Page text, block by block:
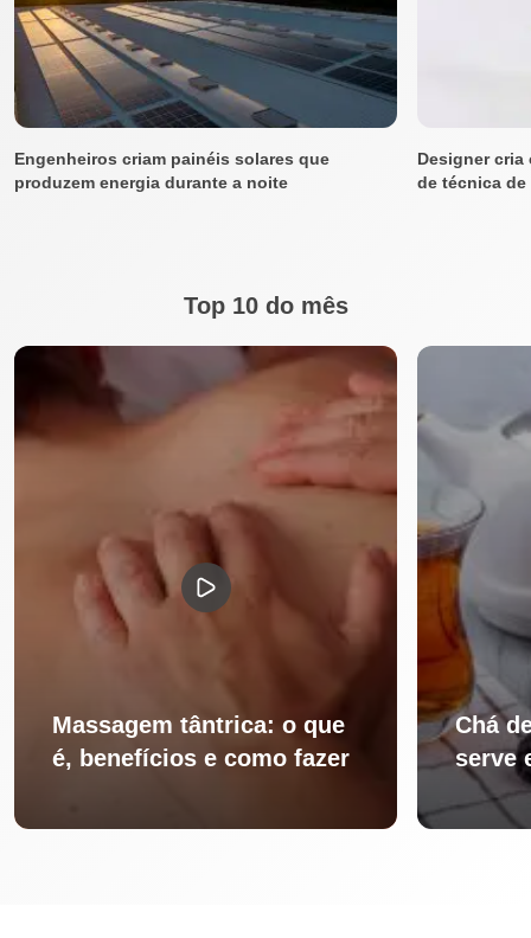
Engenheiros criam painéis solares que
produzem energia durante a noite
Designer cria
de técnica de
Top 10 do mês
Massagem tântrica: o que
é, benefícios e como fazer
Chá
serve